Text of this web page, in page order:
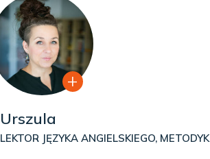
Urszula
LEKTOR JĘZYKA ANGIELSKIEGO, METODYK